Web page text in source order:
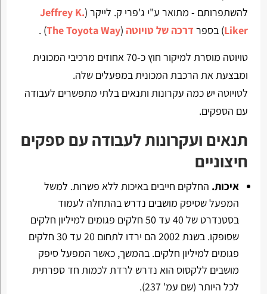
להשתפרותם - מתואר ע"י ג'פרי ק. לייקר (Jeffrey K.
Liker) בספר דרכה של טויוטה(
The Toyota Way
) .
טויוטה מוסרת למיקור חוץ כ-70 אחוזים מרכיבי המכונית
ומבצעת את הרכבת המכונית במפעלים שלה.
לטויוטה יש כמה עקרונות ותנאים בלתי מתפשרים לעבודה
עם הספקים.
תנאים ועקרונות לעבודה עם ספקים
חיצוניים
איכות. החלקים חייבים באיכות ללא פשרות. למשל
המפעל שסיפק מושבים נדרש בהתחלה לעמוד
בסטנדרט של 40 עד 50 חלקים פגומים למיליון חלקים
שסופקו. בשנת 2002 הם ירדו לתחום 20 עד 30 חלקים
פגומים למיליון חלקים. בהמשך, כאשר המפעל סיפק
מושבים ללקסוס הוא נדרש לרדת לכמות חד ספרתית
לכל היותר (שם עמ' 237).